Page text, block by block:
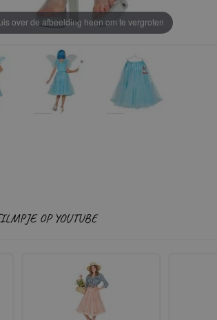
over de afbeelding heen om te vergroten
OP YOUTUBE